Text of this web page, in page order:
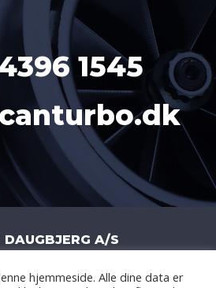
1545
DAUGBJERG A/S
A/S | LITERBUEN 11J |
hjemmeside. Alle dine data er